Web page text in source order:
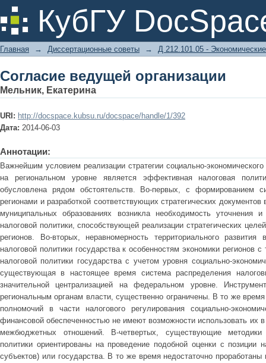
КубГУ
Согласие ведущей организации
Главная → Диссертационные советы → Д 212.101.05 -
Согласие ведущей организации
Мельник, Екатерина
URI: http://docspace.kubsu.ru/docspace/handle/1/392
Дата: 2014-06-03
Аннотации:
Важнейшим условием реализации стратегии социально-
на региональном уровне является эффективная налоговая
обусловлена рядом обстоятельств. Во-первых, с формированием
регионами и разработкой соответствующих стратегических
муниципальных образованиях возникла необходимость уточнения и
налоговой политики, способствующей реализации стратегических
регионов. Во-вторых, неравномерность территориального развития
налоговой политики государства к особенностям экономики регионов
налоговой политики государства с учетом уровня социально-
существующая в настоящее время система распределения
значительной централизацией на федеральном уровне.
региональным органам власти, существенно ограничены. В то же
полномочий в части налогового регулирования социально-
финансовой обеспеченностью не имеют возможности использовать их
межбюджетных отношений. В-четвертых, существующие методики
политики ориентированы на проведение подобной оценки с позиции
субъектов) или государства. В то же время недостаточно